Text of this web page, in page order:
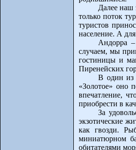
Далее наш
только поток
туристов
население. А
Андорра
случаем, мы
гостиницы и
Пиренейских
В один из
«Золотое» оно
впечатление,
приобрести в
За
экзотические
как гвозди.
миниатюрном
обитателями